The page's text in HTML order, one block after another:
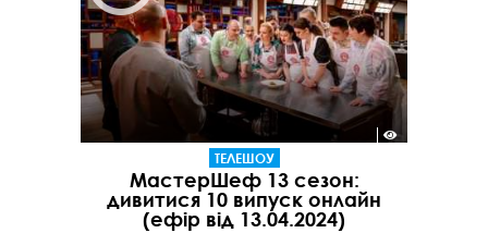
ТЕЛЕШОУ
МастерШеф 13 сезон:
дивитися 10 випуск онлайн
(ефір від 13.04.2024)